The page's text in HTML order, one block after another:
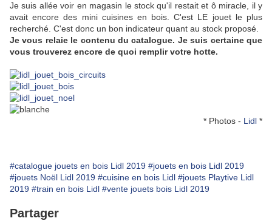
Je suis allée voir en magasin le stock qu'il restait et ô miracle, il y
avait encore des mini cuisines en bois. C'est LE jouet le plus
recherché. C'est donc un bon indicateur quant au stock proposé.
Je vous relaie le contenu du catalogue. Je suis certaine que
vous trouverez encore de quoi remplir votre hotte.
* Photos - Lidl *
#catalogue jouets en bois Lidl 2019 #jouets en bois Lidl 2019
#jouets Noël Lidl 2019 #cuisine en bois Lidl #jouets Playtive Lidl
2019 #train en bois Lidl #vente jouets bois Lidl 2019
Partager